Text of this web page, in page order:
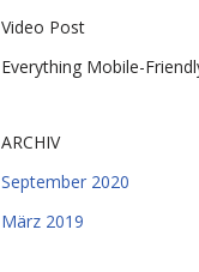
Video Post
Everything Mobile-
ARCHIV
September 2020
März 2019